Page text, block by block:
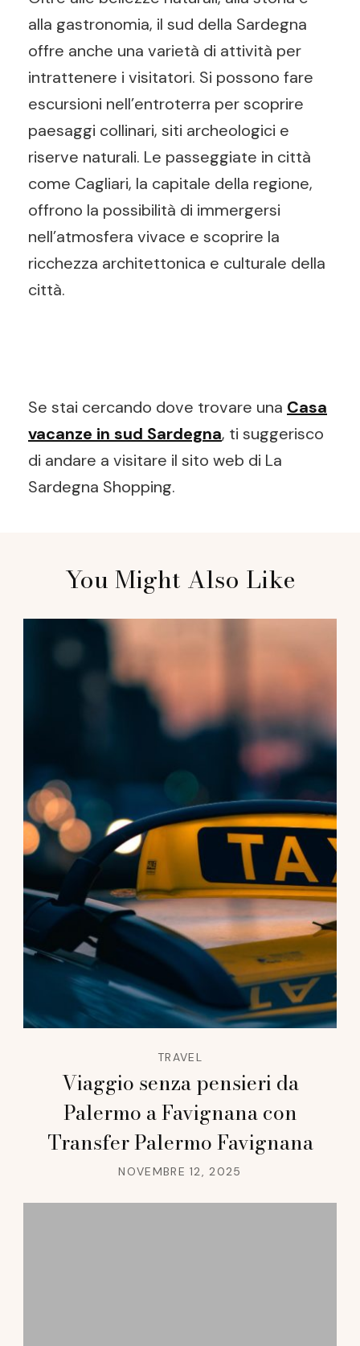
alla gastronomia, il sud della Sardegna
offre anche una varietà di attività per
intrattenere i visitatori. Si possono fare
escursioni nell’entroterra per scoprire
paesaggi collinari, siti archeologici e
riserve naturali. Le passeggiate in città
come Cagliari, la capitale della regione,
offrono la possibilità di immergersi
nell’atmosfera vivace e scoprire la
ricchezza architettonica e culturale della
città.
Se stai cercando dove trovare una Casa
vacanze in sud Sardegna, ti suggerisco
di andare a visitare il sito web di La
Sardegna Shopping.
Navigation
You Might Also Like
TRAVEL
Viaggio senza pensieri da
Palermo a Favignana con
Transfer Palermo Favignana
NOVEMBRE 12, 2025